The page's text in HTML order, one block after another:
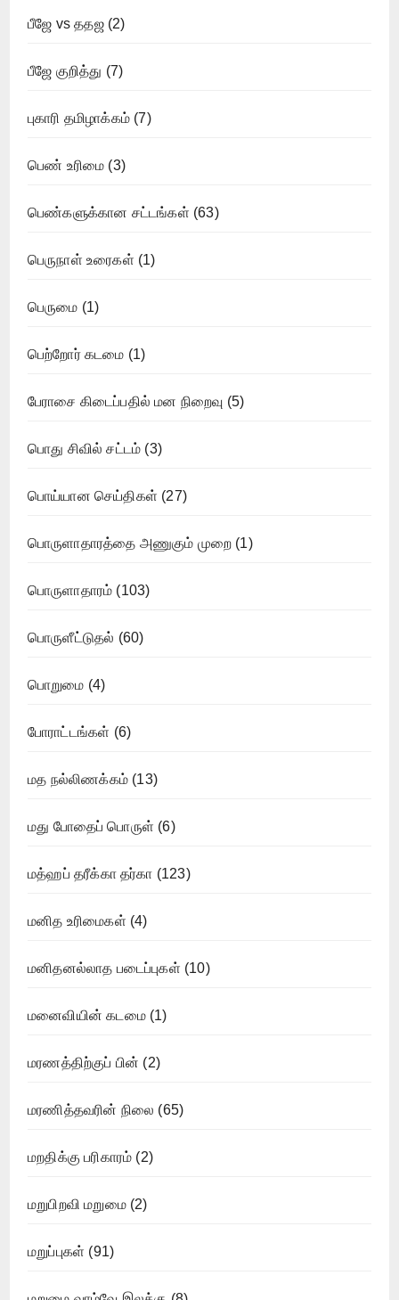
பீஜே vs ததஜ(2)
பீஜே குறித்து (7)
புகாரி தமிழாக்கம் (7)
பெண் உரிமை (3)
பெண்களுக்கான சட்டங்கள் (63)
பெருநாள் உரைகள் (1)
பெருமை (1)
பெற்றோர் கடமை (1)
பேராசை கிடைப்பதில் மன நிறைவு (5)
பொது சிவில் சட்டம் (3)
பொய்யான செய்திகள் (27)
பொருளாதாரத்தை அணுகும் முறை (1)
பொருளாதாரம் (103)
பொருளீட்டுதல் (60)
பொறுமை (4)
போராட்டங்கள் (6)
மத நல்லிணக்கம் (13)
மது போதைப் பொருள் (6)
மத்ஹப் தரீக்கா தர்கா (123)
மனித உரிமைகள் (4)
மனிதனல்லாத படைப்புகள் (10)
மனைவியின் கடமை(1)
மரணத்திற்குப் பின் (2)
மரணித்தவரின் நிலை (65)
மறதிக்கு பரிகாரம் (2)
மறுபிறவி மறுமை(2)
மறுப்புகள் (91)